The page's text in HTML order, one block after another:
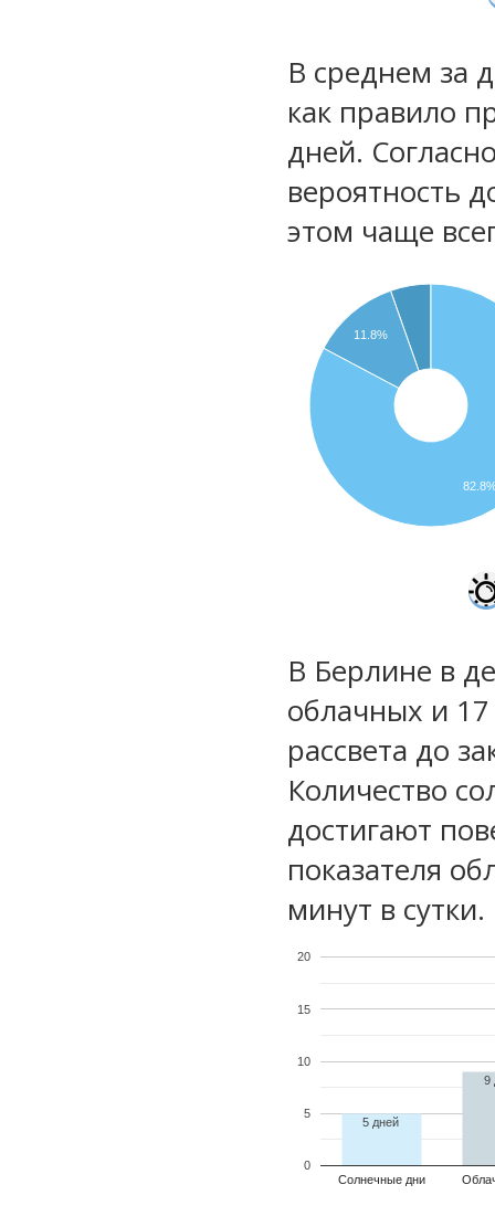
В среднем за
как правило
дней.
вероятность
этом чаще
11.8%
В Берлине в
облачных и
рассвета до
Количество
достигают
показателя
минут в сутки.
Солнечные дни
0
5
10
15
20
5 дней
9